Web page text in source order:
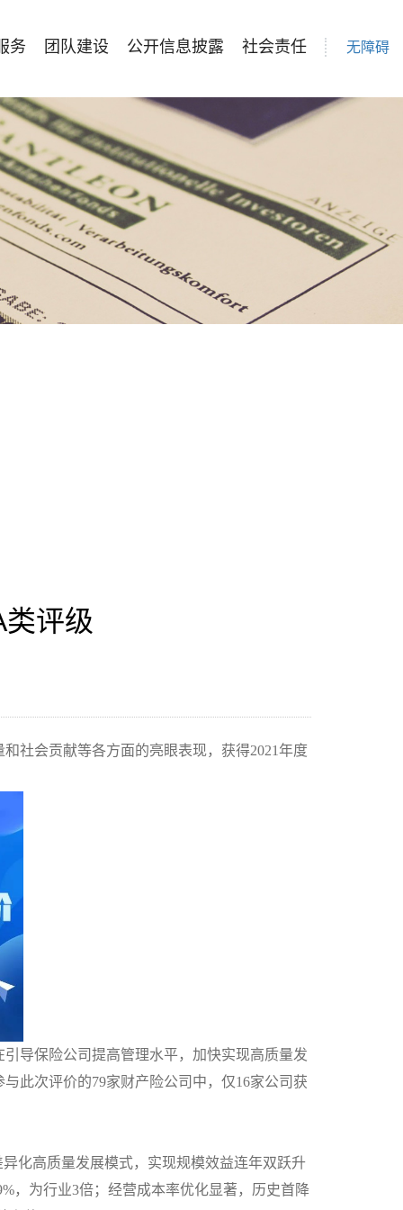
无障碍
务 团队建设 公开信息披露 社会责任
评级
社会贡献等各方面的亮眼表现， 获得2021年度
导保险公司提高管理水平，加快实现高质量发
与此次评价的79家财产险公司中，仅16家公司获
化高质量发展模式， 实现规模效益连年双跃升
，为行业3倍；经营成本率优化显著，历史首降